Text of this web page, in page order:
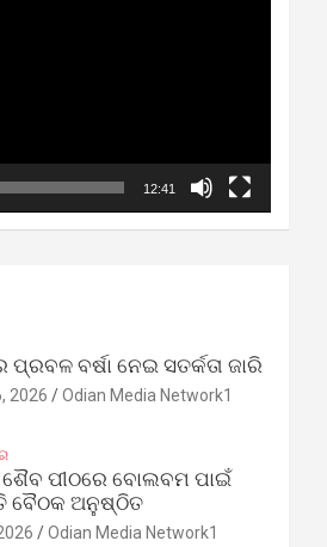
12:41
ପ୍ରବଳ ବର୍ଷା ନେଇ ସତର୍କତା ଜାରି
2026 Odian Media Network1
ପୀଠରେ ବୋଲବମ ପାଇଁ
ବୈଠକ ଅନୁଷ୍ଠିତ
Odian Media Network1